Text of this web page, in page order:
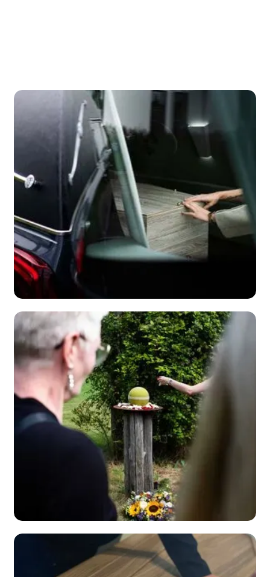
Kinderen afscheid
laten nemen
De laatste
rit bekijk
Geen steen of muur,
liefst de natuur bekijk